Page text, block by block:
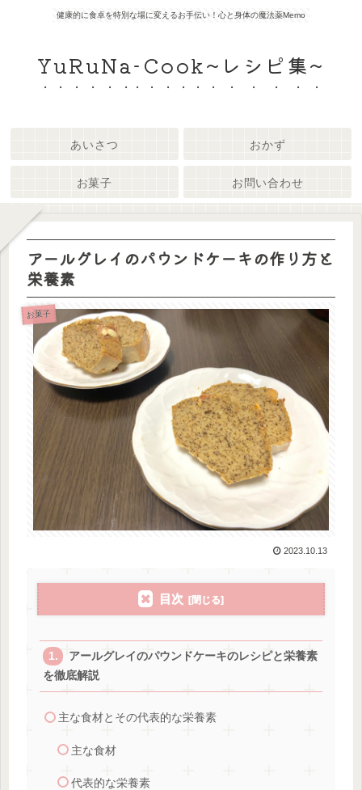
健康的に食卓を特別な場に変えるお手伝い！心と身体の魔法薬Memo
YuRuNa-Cook~レシピ集~
あいさつ おかず
お菓子 お問い合わせ
アールグレイのパウンドケーキの作り方と
栄養素
お菓子
2023.10.13
目次
アールグレイのパウンドケーキのレシピと栄養素
を徹底解説
主な食材とその代表的な栄養素
主な食材
代表的な栄養素